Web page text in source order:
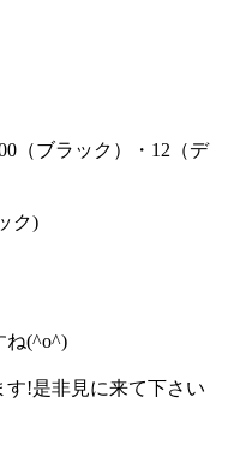
（ブラック）・12（デ
ク)
ね(^o^)
す!是非見に来て下さい